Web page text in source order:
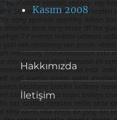
Kasım 2008
Hakkımızda
İletişim